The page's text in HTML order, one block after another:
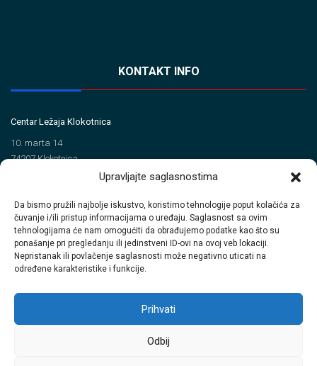
Upravljajte saglasnostima
Da bismo pružili najbolje iskustvo, koristimo tehnologije poput kolačića za
čuvanje i/ili pristup informacijama o uređaju. Saglasnost sa ovim
tehnologijama će nam omogućiti da obrađujemo podatke kao što su
ponašanje pri pregledanju ili jedinstveni ID-ovi na ovoj veb lokaciji.
Nepristanak ili povlačenje saglasnosti može negativno uticati na
određene karakteristike i funkcije.
Prihvati
Odbij
KONTAKT INFO
Centar Ležaja Klokotnica
10. marta 14
74207 Klokotnica
+387 35 720 560 (Tel)
+387 35 720 414 (Fax)
Email
info@clkinterpromet.com